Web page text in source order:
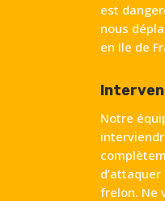
est
nous
en Ile de
Notre
frelon. Ne